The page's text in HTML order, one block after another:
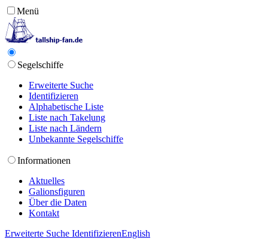
Menü
Segelschiffe
Erweiterte Suche
Identifizieren
Alphabetische Liste
Liste nach Takelung
Liste nach Ländern
Unbekannte Segelschiffe
Informationen
Aktuelles
Galionsfiguren
Über die Daten
Kontakt
Erweiterte Suche IdentifizierenEnglish